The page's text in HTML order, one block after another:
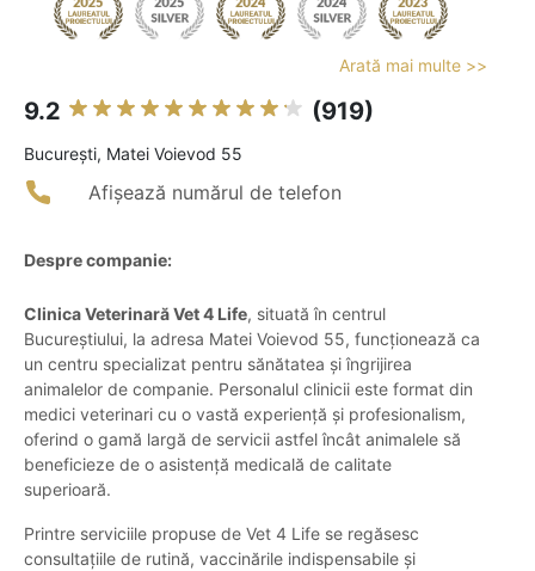
Arată mai multe >>
9.2 (919)
Bucureşti, Matei Voievod 55
Afișează numărul de telefon
Despre companie:
Clinica Veterinară Vet 4 Life, situată în centrul
Bucureștiului, la adresa Matei Voievod 55, funcționează ca
un centru specializat pentru sănătatea și îngrijirea
animalelor de companie. Personalul clinicii este format din
medici veterinari cu o vastă experiență și profesionalism,
oferind o gamă largă de servicii astfel încât animalele să
beneficieze de o asistență medicală de calitate
superioară.
Printre serviciile propuse de Vet 4 Life se regăsesc
consultațiile de rutină, vaccinările indispensabile și